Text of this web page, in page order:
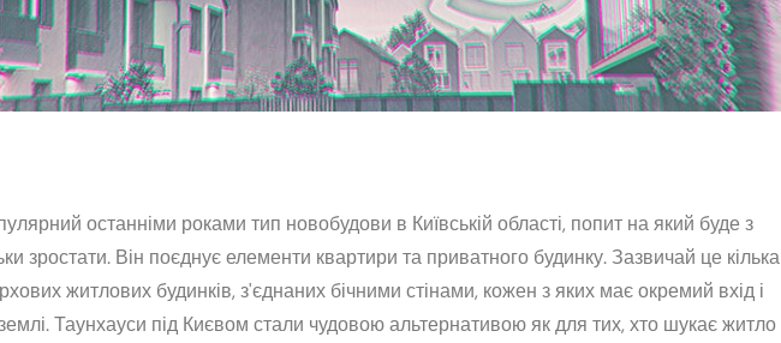
останніми роками тип новобудови в Київській області, попит на який буде з
зростати. Він поєднує елементи квартири та приватного будинку. Зазвичай це кілька
житлових будинків, з'єднаних бічними стінами, кожен з яких має окремий вхід і
Таунхауси під Києвом стали чудовою альтернативою як для тих, хто шукає житло